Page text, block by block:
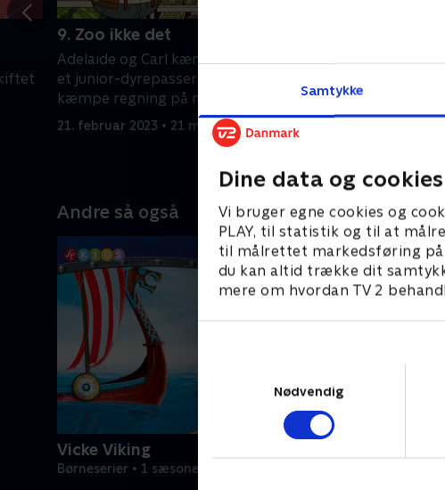
Samtykke
Dine data og cookies
Vi bruger egne cookies og
PLAY, til statistik og til at
til målrettet markedsføring på
du kan altid trække dit
mere om hvordan TV 2
Nødvendig
9. Zoo ikke det
Adelaide og Carl kæmper om at vinde
et junior-dyrepasserskilt. Vito har en
kæmpe regning på mercado.
21. februar 2023 • 21 min
Ronnie Anne er
kommer til
Andre så også
Vicke Viking
Børneserier • 1 sæsoner